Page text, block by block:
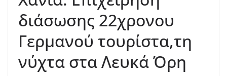
διάσωσης 22χρονου
Γερμανού τουρίστα,τη
νύχτα στα Λευκά Όρη